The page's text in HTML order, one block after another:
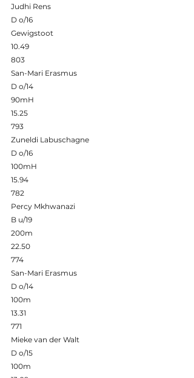
Judhi Rens
D o/16
Gewigstoot
10.49
803
San-Mari Erasmus
D o/14
90mH
15.25
793
Zuneldi Labuschagne
D o/16
100mH
15.94
782
Percy Mkhwanazi
B u/19
200m
22.50
774
San-Mari Erasmus
D o/14
100m
13.31
771
Mieke van der Walt
D o/15
100m